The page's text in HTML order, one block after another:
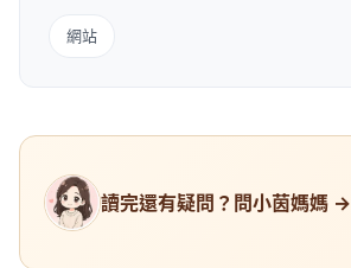
網站
讀完還有疑問？問小茵媽媽 →